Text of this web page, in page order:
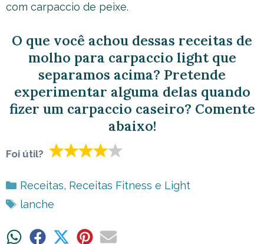
com carpaccio de peixe.
O que você achou dessas receitas de
molho para carpaccio light que
separamos acima? Pretende
experimentar alguma delas quando
fizer um carpaccio caseiro? Comente
abaixo!
Foi útil?
Categorias
Receitas, Receitas Fitness e Light
Tags
lanche
ShareShare ShareShareShare